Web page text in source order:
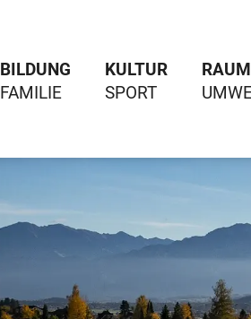
BILDUNG KULTUR RAUM